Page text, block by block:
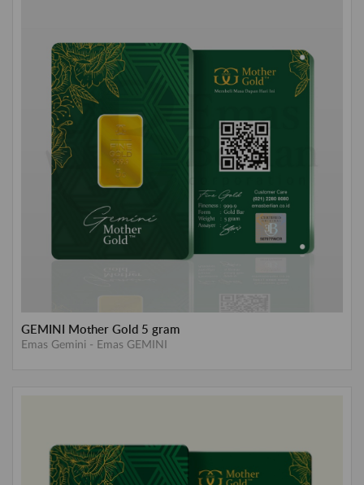
GEMINI Mother Gold 5 gram
Emas Gemini - Emas GEMINI